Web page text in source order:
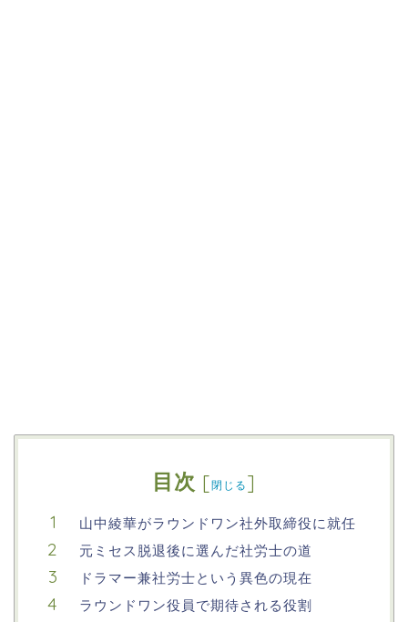
目次 [閉じる ]
山中綾華がラウンドワン社外取締役に就任
元ミセス脱退後に選んだ社労士の道
ドラマー兼社労士という異色の現在
ラウンドワン役員で期待される役割